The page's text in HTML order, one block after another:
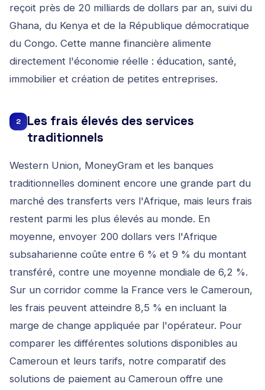
reçoit près de 20 milliards de dollars par an, suivi du
Ghana, du Kenya et de la République démocratique
du Congo. Cette manne financière alimente
directement l'économie réelle : éducation, santé,
immobilier et création de petites entreprises.
2
Les frais élevés des services
traditionnels
Western Union, MoneyGram et les banques
traditionnelles dominent encore une grande part du
marché des transferts vers l'Afrique, mais leurs frais
restent parmi les plus élevés au monde. En
moyenne, envoyer 200 dollars vers l'Afrique
subsaharienne coûte entre 6 % et 9 % du montant
transféré, contre une moyenne mondiale de 6,2 %.
Sur un corridor comme la France vers le Cameroun,
les frais peuvent atteindre 8,5 % en incluant la
marge de change appliquée par l'opérateur. Pour
comparer les différentes solutions disponibles au
Cameroun et leurs tarifs, notre comparatif des
solutions de paiement au Cameroun offre une